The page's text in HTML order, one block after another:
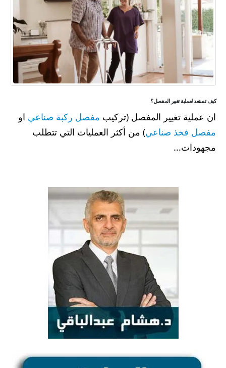
كيف تستعد لعملية تغيير المفصل؟
ان عملية تغيير المفصل (تركيب مفصل ركبة صناعي او
مفصل فخذ صناعي) من أكثر العمليات التي تتطلب
مجهودات...